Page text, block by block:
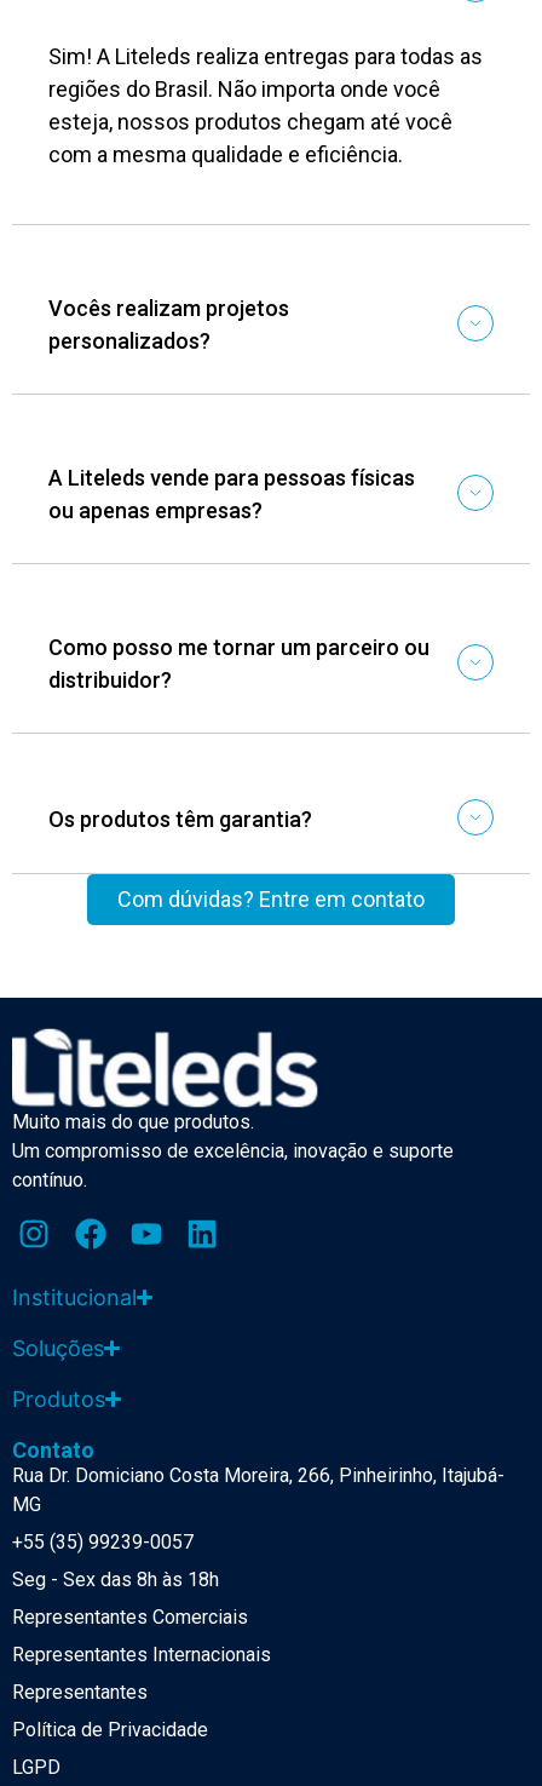
Sim! A Liteleds realiza entregas para todas as
regiões do Brasil. Não importa onde você
esteja, nossos produtos chegam até você
com a mesma qualidade e eficiência.
Vocês realizam projetos
personalizados?
A Liteleds vende para pessoas físicas
ou apenas empresas?
Como posso me tornar um parceiro ou
distribuidor?
Os produtos têm garantia?
Com dúvidas? Entre em contato
Muito mais do que produtos.
Um compromisso de excelência, inovação e suporte
contínuo.
Institucional
Soluções
Produtos
Contato
Rua Dr. Domiciano Costa Moreira, 266, Pinheirinho, Itajubá-
MG
+55 (35) 99239-0057
Seg - Sex das 8h às 18h
Representantes Comerciais
Representantes Internacionais
Representantes
Política de Privacidade
LGPD